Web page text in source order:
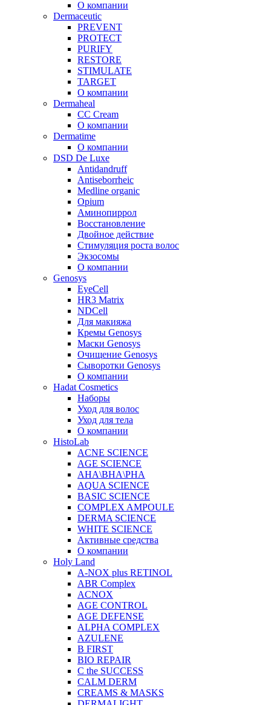
О компании
Dermaceutic
PREVENT
PROTECT
PURIFY
RESTORE
STIMULATE
TARGET
О компании
Dermaheal
CC Cream
О компании
Dermatime
О компании
DSD De Luxe
Antidandruff
Antiseborrheic
Medline organic
Opium
Аминопиррол
Восстановление
Двойное действие
Стимуляция роста волос
Экзосомы
О компании
Genosys
EyeCell
HR3 Matrix
NDCell
Для макияжа
Кремы Genosys
Маски Genosys
Очищение Genosys
Сыворотки Genosys
О компании
Hadat Cosmetics
Наборы
Уход для волос
Уход для тела
О компании
HistoLab
ACNE SCIENCE
AGE SCIENCE
AHA\BHA\PHA
AQUA SCIENCE
BASIC SCIENCE
COMPLEX AMPOULE
DERMA SCIENCE
WHITE SCIENCE
Активные средства
О компании
Holy Land
A-NOX plus RETINOL
ABR Complex
ACNOX
AGE CONTROL
AGE DEFENSE
ALPHA COMPLEX
AZULENE
B FIRST
BIO REPAIR
C the SUCCESS
CALM DERM
CREAMS & MASKS